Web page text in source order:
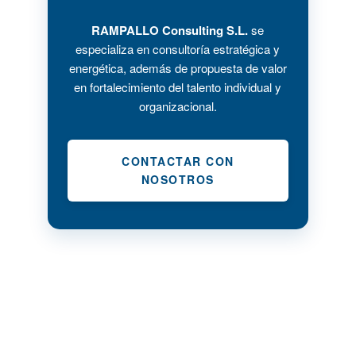
RAMPALLO Consulting S.L.se
especializa en consultoría estratégica y
energética, además de propuesta de valor
en fortalecimiento del talento individual y
organizacional.
CONTACTAR CON
NOSOTROS